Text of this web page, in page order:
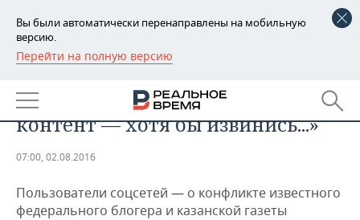
Вы были автоматически перенаправлены на мобильную
версию.
Перейти на полную версию
РЕГИОНЫ
БАШКОРТОСТАН
ТАТАРСТАН
НОВОСТИ
АНАЛИТИКА
ДЕКЛАРАЦИИ О ДОХОДАХ
НОВОСТИ ЭКОНОМИКИ
ПРОМЫШЛЕННОСТЬ
Online»: «Полгода воровал
контент — хотя бы извинись...»
07:00, 02.08.2016
Пользователи соцсетей — о конфликте известного
федерального блогера и казанской газеты